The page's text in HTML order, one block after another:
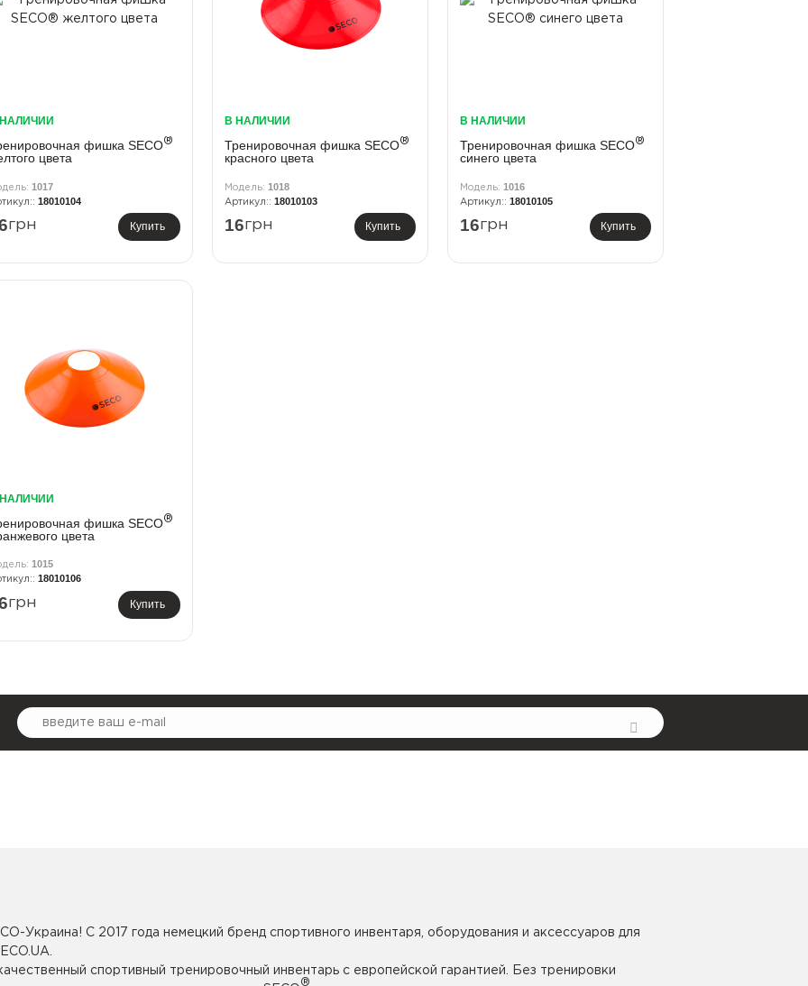
фишка SECO®
цвета
1017
18010104
грн Купить
В НАЛИЧИИ
Тренировочная фишка SECO®
красного цвета
1018
18010103
16грн Купить
В НАЛИЧИИ
Тренировочная фишка SECO®
синего цвета
1016
18010105
16грн Купить
фишка SECO®
цвета
1015
18010106
грн Купить
Украина! С 2017 года немецкий бренд спортивного инвентаря, оборудования и аксессуаров для
спортивный тренировочный инвентарь с европейской гарантией. Без тренировки
®